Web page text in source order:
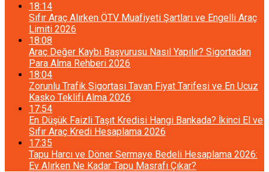
18:14
Sıfır Araç Alırken ÖTV Muafiyeti Şartları ve Engelli Araç
Limiti 2026
18:08
Araç Değer Kaybı Başvurusu Nasıl Yapılır? Sigortadan
Para Alma Rehberi 2026
18:04
Zorunlu Trafik Sigortası Tavan Fiyat Tarifesi ve En Ucuz
Kasko Teklifi Alma 2026
17:54
En Düşük Faizli Taşıt Kredisi Hangi Bankada? İkinci El ve
Sıfır Araç Kredi Hesaplama 2026
17:35
Tapu Harcı ve Döner Sermaye Bedeli Hesaplama 2026:
Ev Alırken Ne Kadar Tapu Masrafı Çıkar?